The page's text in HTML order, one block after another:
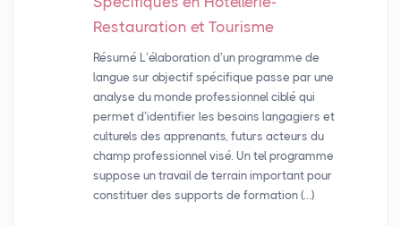
Restauration et Tourisme
Résumé L’élaboration d’un programme de
langue sur objectif spécifique passe par une
analyse du monde professionnel ciblé qui
permet d’identifier les besoins langagiers et
culturels des apprenants, futurs acteurs du
champ professionnel visé. Un tel programme
suppose un travail de terrain important pour
constituer des supports de formation (…)